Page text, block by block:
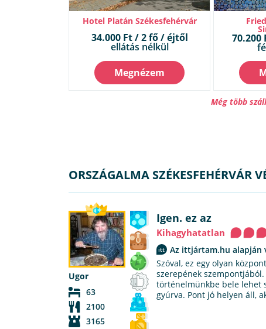
Hotel Platán Székesfehérvár
34.000 Ft / 2 fő / éjtől
ellátás nélkül
Megnézem
70.200
Még több
ORSZÁGALMA SZÉKESFEHÉRVÁR
Ugor
63
2100
3165
Igen. ez az
Kihagyhatatlan
Az ittjártam.hu alapján
Szóval, ez egy olyan
szerepének
történelmünkbe bele lehet
gyúrva. Pont jó helyen áll,